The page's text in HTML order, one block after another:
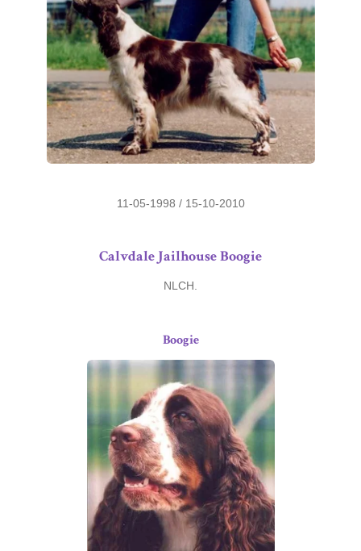
11-05-1998 / 15-10-2010
Calvdale Jailhouse Boogie
NLCH.
Boogie